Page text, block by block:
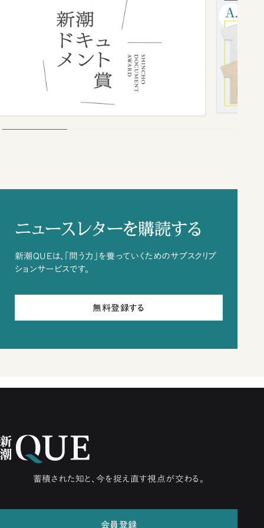
ニュースレターを購読する
新潮QUEは、「問う力」を養っていくためのサブスクリプ
ションサービスです。
無料登録する
蓄積された知と、今を捉え直す視点が交わる。
会員登録